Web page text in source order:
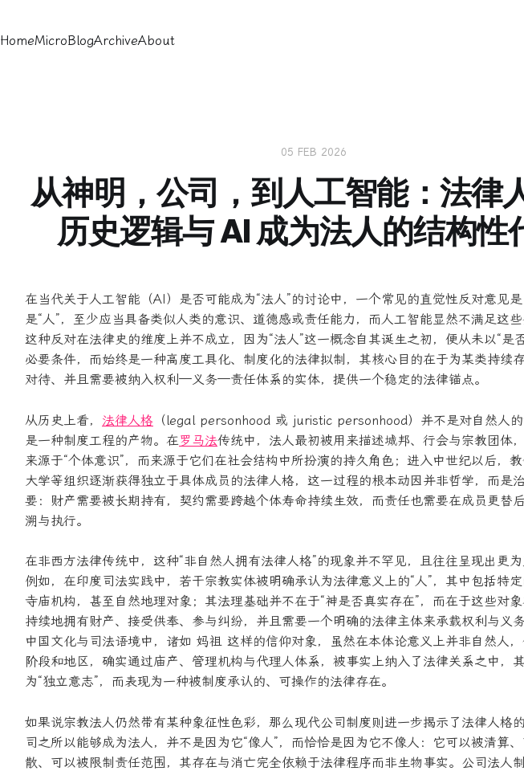
HomeMicroBlogArchiveAbout
05 FEB 2026
从神明，公司，到人工智能：法律
历史逻辑与 AI 成为法人的结构性
在当代关于人工智能（AI）是否可能成为“法人”的讨论中，一个常见的直觉性反对意见
是“人”，至少应当具备类似人类的意识、道德感或责任能力，而人工智能显然不满足这些
这种反对在法律史的维度上并不成立，因为“法人”这一概念自其诞生之初，便从未以“是
必要条件，而始终是一种高度工具化、制度化的法律拟制，其核心目的在于为某类持续
对待、并且需要被纳入权利—义务—责任体系的实体，提供一个稳定的法律锚点。
从历史上看， 法律人格 （legal personhood 或 juristic personhood）并不是对自然人
是一种制度工程的产物。在罗马法传统中，法人最初被用来描述城邦、行会与宗教团体
来源于“个体意识”，而来源于它们在社会结构中所扮演的持久角色；进入中世纪以后，教
大学等组织逐渐获得独立于具体成员的法律人格，这一过程的根本动因并非哲学，而是
要：财产需要被长期持有，契约需要跨越个体寿命持续生效，而责任也需要在成员更替
溯与执行。
在非西方法律传统中，这种“非自然人拥有法律人格”的现象并不罕见，且往往呈现出更为
例如，在印度司法实践中，若干宗教实体被明确承认为法律意义上的“人”，其中包括特定
寺庙机构，甚至自然地理对象；其法理基础并不在于“神是否真实存在”，而在于这些对
持续地拥有财产、接受供奉、参与纠纷，并且需要一个明确的法律主体来承载权利与义
中国文化与司法语境中，诸如 妈祖 这样的信仰对象，虽然在本体论意义上并非自然人
阶段和地区，确实通过庙产、管理机构与代理人体系，被事实上纳入了法律关系之中，
为“独立意志”，而表现为一种被制度承认的、可操作的法律存在。
如果说宗教法人仍然带有某种象征性色彩，那么现代公司制度则进一步揭示了法律人格
司之所以能够成为法人，并不是因为它“像人”，而恰恰是因为它不像人：它可以被清算
散、可以被限制责任范围，其存在与消亡完全依赖于法律程序而非生物事实。公司法人